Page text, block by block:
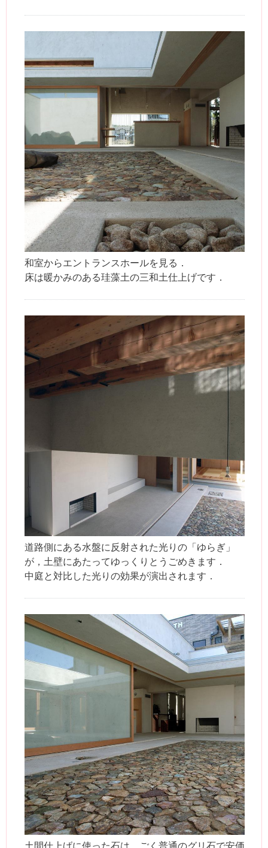
和室からエントランスホールを見る．
床は暖かみのある珪藻土の三和土仕上げです．
道路側にある水盤に反射された光りの「ゆらぎ」
が，土壁にあたってゆっくりとうごめきます．
中庭と対比した光りの効果が演出されます．
土間仕上げに使った石は、ごく普通のグリ石で安価